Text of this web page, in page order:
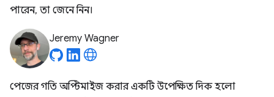
পারেন, তা জেনে নিন।
Jeremy Wagner
পেজের গতি অপ্টিমাইজ করার একটি উপেক্ষিত দিক হলো